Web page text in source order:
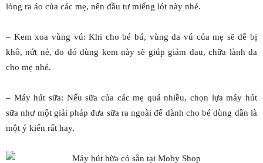
lỏng ra áo của các mẹ, nên đầu tư miếng lót này nhé.
– Kem xoa vùng vú: Khi cho bé bú, vùng da vú của mẹ sẽ dễ bị
khô, nứt nẻ, do đó dùng kem này sẽ giúp giảm đau, chữa lành da
cho mẹ nhé.
– Máy hút sữa: Nếu sữa của các mẹ quá nhiều, chọn lựa máy hút
sữa như một giải pháp đưa sữa ra ngoài để dành cho bé dùng dần là
một ý kiến rất hay.